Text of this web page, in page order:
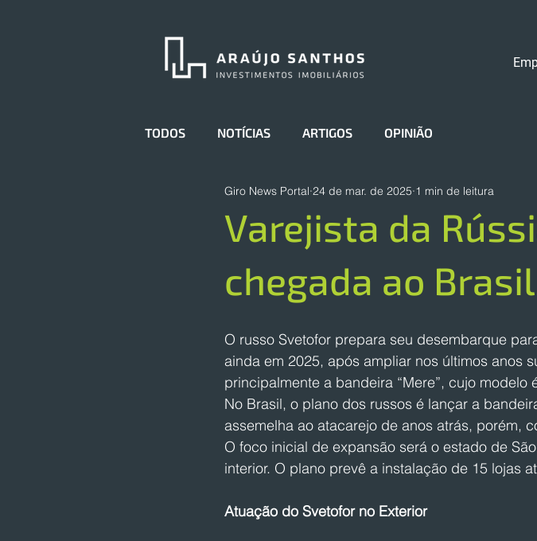
TODOS NOTÍCIAS ARTIGOS OPINIÃO
Varejista da
chegada ao Brasil
Giro News Portal 24 de mar. de 2025 1 min de leitura
O russo Svetofor prepara seu desembarque
ainda em 2025, após ampliar nos últimos anos
principalmente a bandeira “Mere”, cujo
No Brasil, o plano dos russos é lançar a
assemelha ao atacarejo de anos atrás, porém,
O foco inicial de expansão será o estado de
interior. O plano prevê a instalação de 15 lojas
Atuação do Svetofor no Exterior